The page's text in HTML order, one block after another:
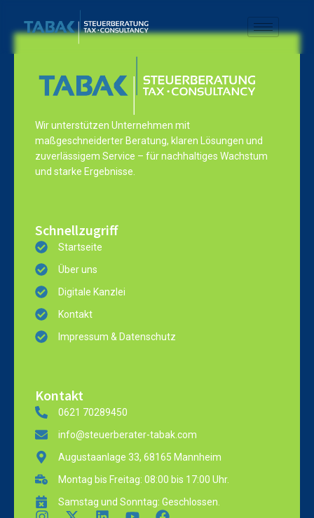
Wir unterstützen Unternehmen mit
maßgeschneiderter Beratung, klaren Lösungen und
zuverlässigem Service – für nachhaltiges Wachstum
und starke Ergebnisse.
Schnellzugriff
Startseite
Über uns
Digitale Kanzlei
Kontakt
Impressum & Datenschutz
Kontakt
0621 70289450
info@steuerberater-tabak.com
Augustaanlage 33, 68165 Mannheim
Montag bis Freitag: 08:00 bis 17:00 Uhr.
Samstag und Sonntag: Geschlossen.